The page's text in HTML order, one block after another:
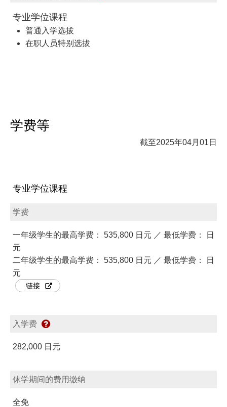
专业学位课程
普通入学选拔
在职人员特别选拔
学费等
截至2025年04月01日
专业学位课程
学费
一年级学生的最高学费： 535,800 日元 ／ 最低学费： 日
元
二年级学生的最高学费： 535,800 日元 ／ 最低学费： 日
元
链接
入学费
282,000 日元
休学期间的费用缴纳
全免